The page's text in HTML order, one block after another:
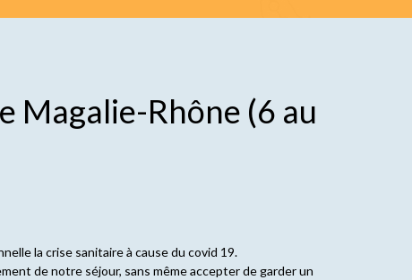
Magalie-Rhône (6 au
la crise sanitaire à cause du covid 19.
de notre séjour, sans même accepter de garder un